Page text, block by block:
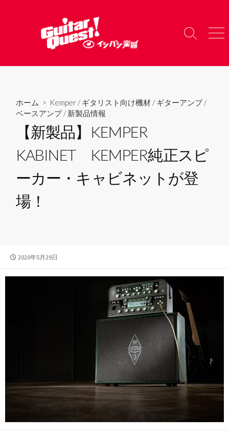
へ
検
り
メ
ー
ホーム > Kemper /ギタリスト向け機材 /ギターアンプ/
ベースアンプ/新製品情報
【新製品】KEMPER
KABINET KEMPER純正スピ
ーカー・キャビネットが登
場！
公
日
2020年5月29日